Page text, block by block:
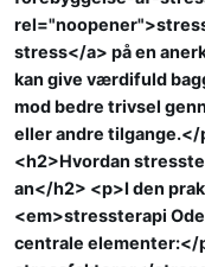
stress</a> på en
kan give værdifuld
mod bedre trivsel
eller andre
<h2>Hvordan
an</h2> <p>I den
<em>stressterapi
centrale